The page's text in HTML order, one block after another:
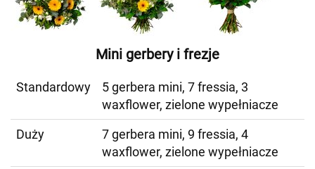
Mini gerbery i frezje
Standardowy
5 gerbera mini, 7 fressia, 3
waxflower, zielone wypełniacze
Duży
7 gerbera mini, 9 fressia, 4
waxflower, zielone wypełniacze